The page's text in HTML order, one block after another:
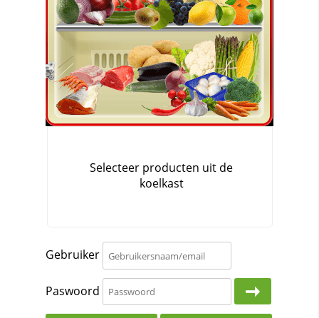
Gebruiker
Paswoord